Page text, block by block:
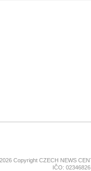
Copyright CZECH NEWS
IČO: